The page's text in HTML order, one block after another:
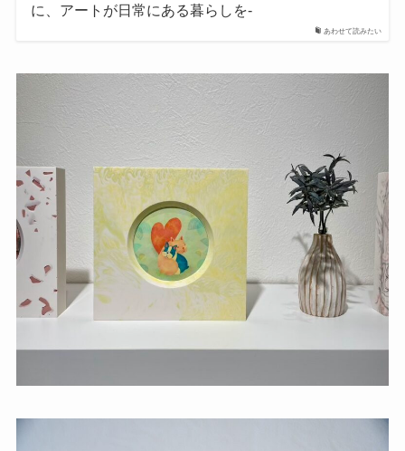
あわせて読みたい
に、アートが日常にある暮らしを-